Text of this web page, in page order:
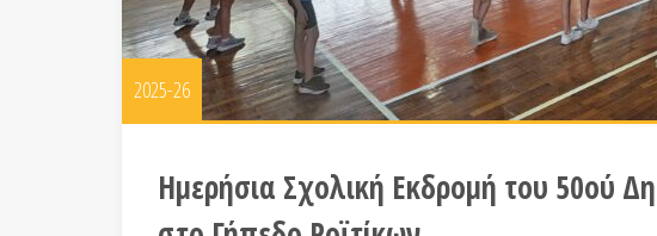
2025-26
Ημερήσια Σχολική Εκδρομή του 50ού